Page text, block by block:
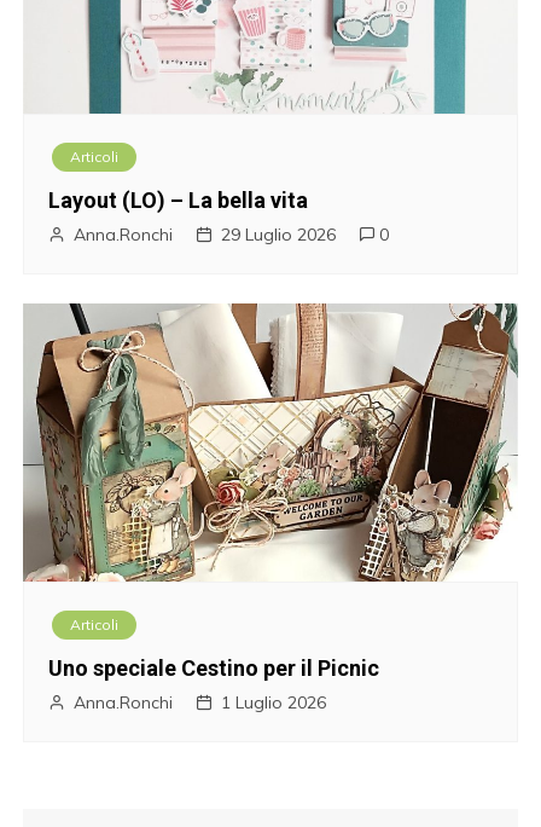
Articoli
Layout (LO) – La bella vita
Anna.Ronchi 29 Luglio 2026 0
Articoli
Uno speciale Cestino per il Picnic
Anna.Ronchi 1 Luglio 2026